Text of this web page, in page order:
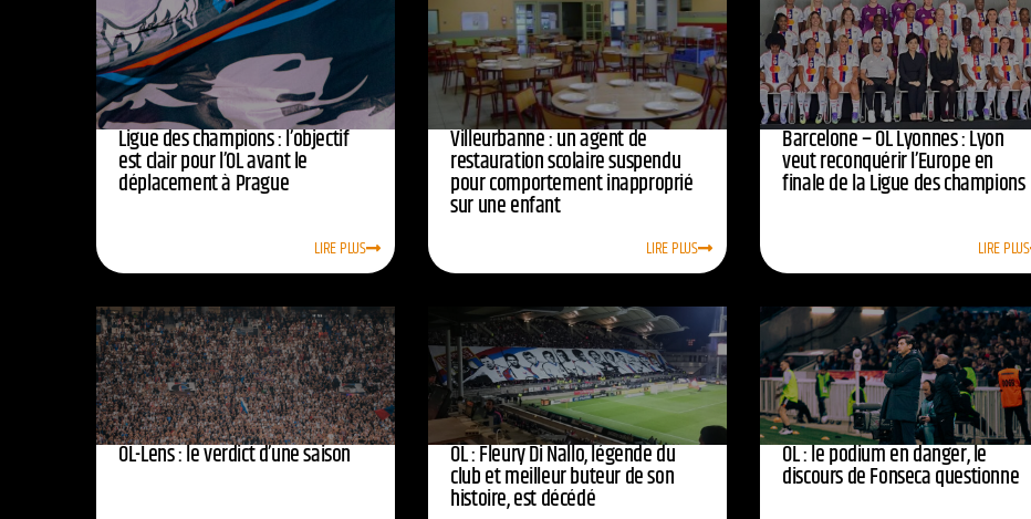
Ligue des champions : l’objectif
est clair pour l’OL avant le
déplacement à Prague
LIRE PLUS
Villeurbanne : un agent de
restauration scolaire suspendu
pour comportement inapproprié
sur une enfant
LIRE PLUS
Barcelone – OL Lyonnes : Lyon
veut reconquérir l’Europe en
finale de la Ligue des champions
LIRE PLUS
OL-Lens : le verdict d’une saison OL : Fleury Di Nallo, légende du
club et meilleur buteur de son
histoire, est décédé
OL : le podium en danger, le
discours de Fonseca questionne